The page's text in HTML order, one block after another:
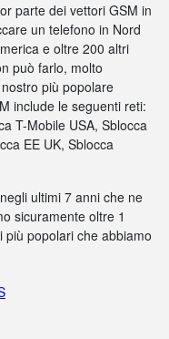
parte dei vettori GSM in
un telefono in Nord
e oltre 200 altri
può farlo, molto
più popolare
include le seguenti reti:
T-Mobile USA, Sblocca
EE UK, Sblocca
ultimi 7 anni che ne
sicuramente oltre 1
più popolari che abbiamo